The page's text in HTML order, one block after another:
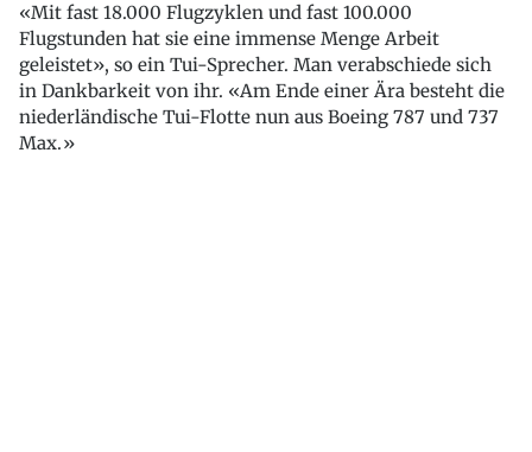
«Mit fast 18.000 Flugzyklen und fast 100.000
Flugstunden hat sie eine immense Menge Arbeit
geleistet», so ein Tui-Sprecher. Man verabschiede sich
in Dankbarkeit von ihr. «Am Ende einer Ära besteht die
niederländische Tui-Flotte nun aus Boeing 787 und 737
Max.»